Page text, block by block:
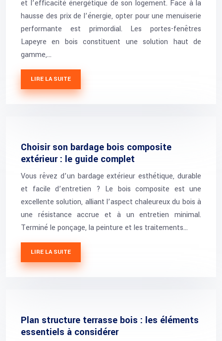
et l’efficacité énergétique de son logement. Face à la
hausse des prix de l’énergie, opter pour une menuiserie
performante est primordial. Les portes-fenêtres
Lapeyre en bois constituent une solution haut de
gamme,…
LIRE LA SUITE
Choisir son bardage bois composite
extérieur : le guide complet
Vous rêvez d’un bardage extérieur esthétique, durable
et facile d’entretien ? Le bois composite est une
excellente solution, alliant l’aspect chaleureux du bois à
une résistance accrue et à un entretien minimal.
Terminé le ponçage, la peinture et les traitements…
LIRE LA SUITE
Plan structure terrasse bois : les éléments
essentiels à considérer